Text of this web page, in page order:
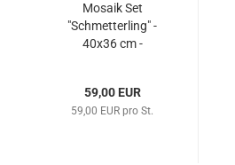
Mosaik Set
"Schmetterling" -
40x36 cm -
59,00 EUR
59,00 EUR pro St.